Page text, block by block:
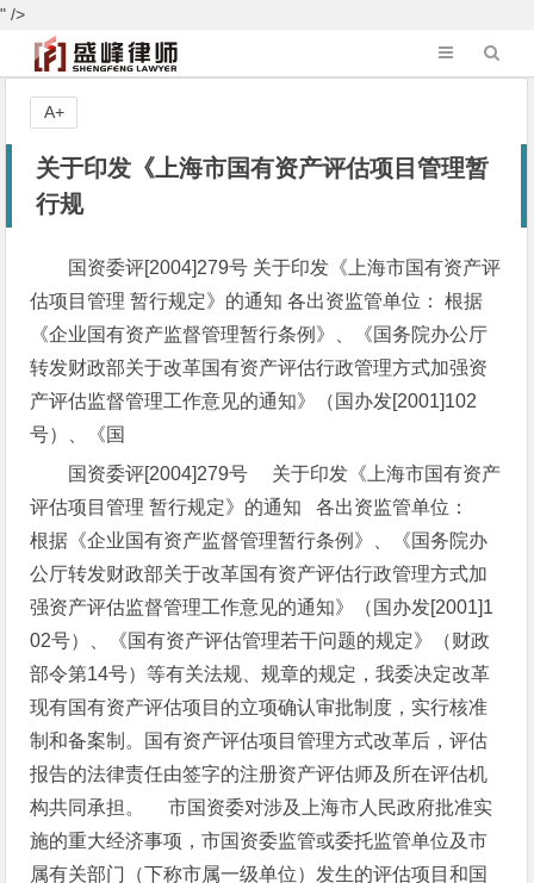
" />
关于印发《上海市国有资产评估项目管理暂
行规
国资委评[2004]279号 关于印发《上海市国有资产评
估项目管理 暂行规定》的通知 各出资监管单位： 根据
《企业国有资产监督管理暂行条例》、《国务院办公厅
转发财政部关于改革国有资产评估行政管理方式加强资
产评估监督管理工作意见的通知》（国办发[2001]102
号）、《国
国资委评[2004]279号
关于印发《上海市国有资产
评估项目管理 暂行规定》的通知
各出资监管单位：
根据《企业国有资产监督管理暂行条例》、《国务院办
公厅转发财政部关于改革国有资产评估行政管理方式加
强资产评估监督管理工作意见的通知》（国办发[2001]1
02号）、《国有资产评估管理若干问题的规定》（财政
部令第14号）等有关法规、规章的规定，我委决定改革
现有国有资产评估项目的立项确认审批制度，实行核准
制和备案制。国有资产评估项目管理方式改革后，评估
报告的法律责任由签字的注册资产评估师及所在评估机
构共同承担。
市国资委对涉及上海市人民政府批准实
施的重大经济事项，市国资委监管或委托监管单位及市
属有关部门（下称市属一级单位）发生的评估项目和国
A+